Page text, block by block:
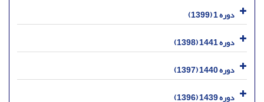
دوره 1 (1399)
دوره 1441 (1398)
دوره 1440 (1397)
دوره 1439 (1396)